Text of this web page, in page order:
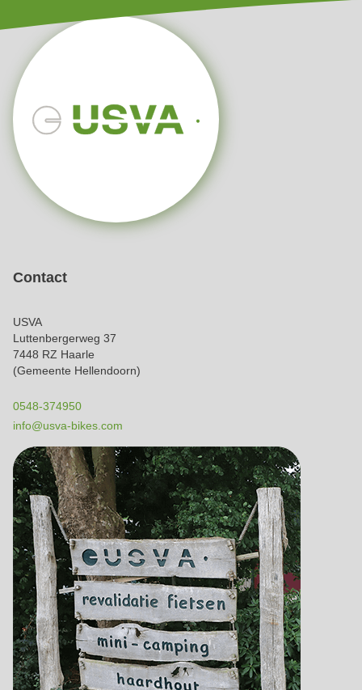
Contact
USVA
Luttenbergerweg 37
7448 RZ Haarle
(Gemeente Hellendoorn)
0548-374950
info@usva-bikes.com